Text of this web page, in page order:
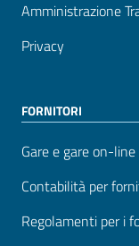
Amministrazione
Privacy
FORNITORI
Gare e gare on-line
Contabilità per
Regolamenti per i